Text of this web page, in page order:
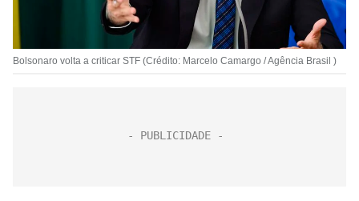
Bolsonaro volta a criticar STF (Crédito: Marcelo Camargo / Agência Brasil )